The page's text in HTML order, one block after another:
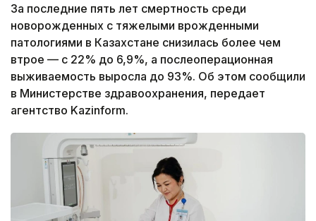
За последние пять лет смертность среди
новорожденных с тяжелыми врожденными
патологиями в Казахстане снизилась более чем
втрое — с 22% до 6,9%, а послеоперационная
выживаемость выросла до 93%. Об этом сообщили
в Министерстве здравоохранения, передает
агентство Kazinform.